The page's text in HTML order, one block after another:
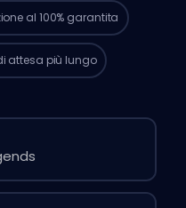
al 100% garantita
quando fai un ordine
attesa più lungo